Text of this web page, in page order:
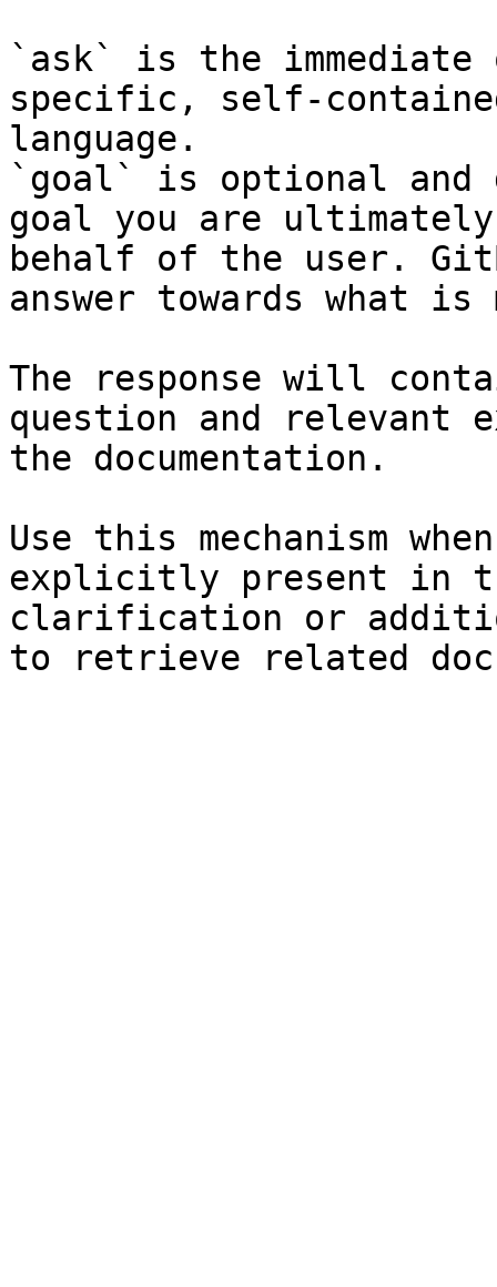
`ask` is the
specific, self-
language.
`goal` is optional and
goal you are
behalf of the user.
answer towards what
The response will
question and relevant
the documentation.
Use this mechanism
explicitly present in
clarification or